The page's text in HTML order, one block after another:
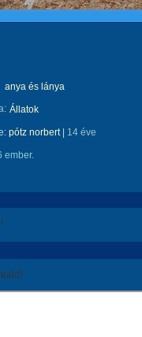
anya és lánya
Állatok
pótz norbert| 14 éve
ember.